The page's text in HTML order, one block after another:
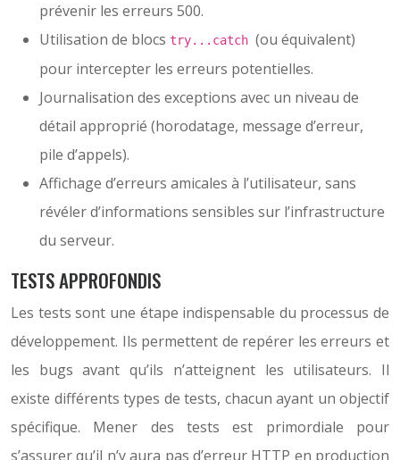
prévenir les erreurs 500.
Utilisation de blocs try...catch (ou équivalent)
pour intercepter les erreurs potentielles.
Journalisation des exceptions avec un niveau de
détail approprié (horodatage, message d’erreur,
pile d’appels).
Affichage d’erreurs amicales à l’utilisateur, sans
révéler d’informations sensibles sur l’infrastructure
du serveur.
TESTS APPROFONDIS
Les tests sont une étape indispensable du processus de
développement. Ils permettent de repérer les erreurs et
les bugs avant qu’ils n’atteignent les utilisateurs. Il
existe différents types de tests, chacun ayant un objectif
spécifique. Mener des tests est primordiale pour
s’assurer qu’il n’y aura pas d’erreur HTTP en production